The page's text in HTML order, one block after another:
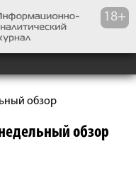
обзор
обзор